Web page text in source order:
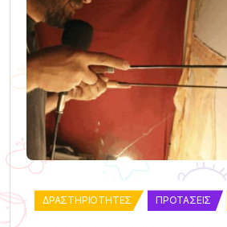
ΔΡΑΣΤΗΡΙΌΤΗΤΕΣ ΠΡΟΤΆΣΕΙΣ